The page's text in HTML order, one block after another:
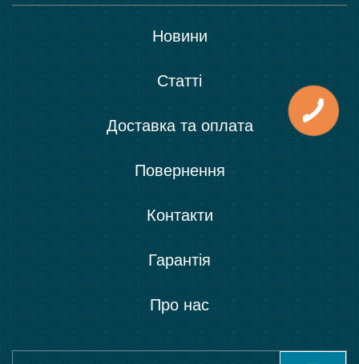
Новини
Статті
Доставка та оплата
Повернення
Контакти
Гарантія
Про нас